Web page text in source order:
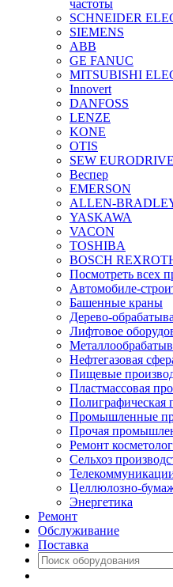
частоты
SCHNEIDER
SIEMENS
ABB
GE FANUC
MITSUBISHI
Innovert
DANFOSS
LENZE
KONE
OTIS
SEW EURODRIVE
Веспер
EMERSON
ALLEN-
YASKAWA
VACON
TOSHIBA
BOSCH
Посмотреть всех
Автомобиле-
Башенные краны
Дерево-
Лифтовое
Нефтегазовая
Пищевые
Пластмассовая
Полиграфическая
Промышленные
Прочая
Ремонт
Сельхоз
Целлюлозно-
Энергетика
Ремонт
Обслуживание
Поставка